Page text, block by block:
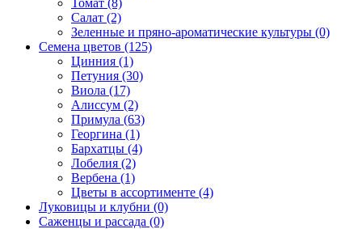
Салат (2)
Зеленные и пряно-ароматические культуры (0)
Семена цветов (125)
Цинния (1)
Петуния (30)
Виола (17)
Алиссум (2)
Примула (63)
Георгина (1)
Бархатцы (4)
Лобелия (2)
Вербена (1)
Цветы в ассортименте (4)
Луковицы и клубни (0)
Саженцы и рассада (0)